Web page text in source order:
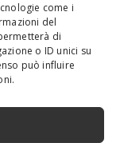
come i
del
di
o ID unici su
può influire